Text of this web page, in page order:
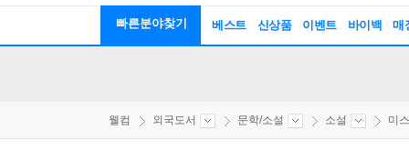
빠른분야찾기 베스트 신상품 이벤트 바이백 매
웰컴 외국도서 문학/소설 소설 미